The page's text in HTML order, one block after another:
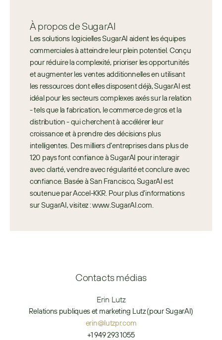
À propos de SugarAI
Les solutions logicielles SugarAI aident les équipes
commerciales à atteindre leur plein potentiel. Conçu
pour réduire la complexité, prioriser les opportunités
et augmenter les ventes additionnelles en utilisant
les ressources dont elles disposent déjà, SugarAI est
idéal pour les secteurs complexes axés sur la relation
- tels que la fabrication, le commerce de gros et la
distribution - qui cherchent à accélérer leur
croissance et à prendre des décisions plus
intelligentes. Des milliers d’entreprises dans plus de
120 pays font confiance à SugarAI pour interagir
avec clarté, vendre avec régularité et conclure avec
confiance. Basée à San Francisco, SugarAI est
soutenue par Accel-KKR. Pour plus d’informations
sur SugarAI, visitez : www.SugarAI.com.
Contacts médias
Erin Lutz
Relations publiques et marketing Lutz (pour SugarAI)
erin@lutzpr.com
+1 949 293 1055